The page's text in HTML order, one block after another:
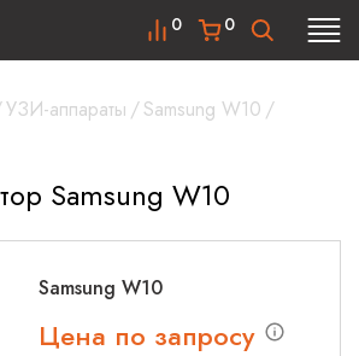
0
0
УЗИ-аппараты /Samsung W10 /
Samsung W10
Samsung W10
Цена по запросу